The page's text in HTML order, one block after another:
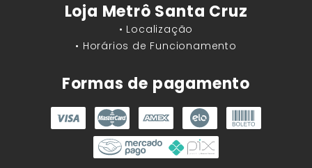
Loja Metrô Santa Cruz
• Localização
• Horários de Funcionamento
Formas de pagamento